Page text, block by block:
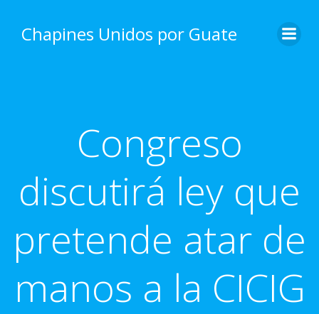
content
Chapines Unidos por Guate
Congreso
discutirá ley que
pretende atar de
manos a la CICIG